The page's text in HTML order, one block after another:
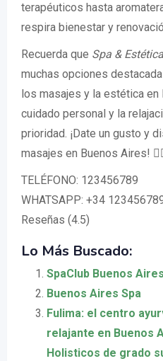
terapéuticos hasta
respira bienestar y
Recuerda que Spa &
muchas opciones
los masajes y la estética en
cuidado personal y la
prioridad. ¡Date un gusto y
masajes en Buenos Aires!
TELÉFONO: 123456789
WHATSAPP: +34
Reseñas (4.5)
Lo Más Buscado:
SpaClub Buenos Aires
Buenos Aires Spa
Fulima: el centro
relajante en Buenos
Holisticos de grado